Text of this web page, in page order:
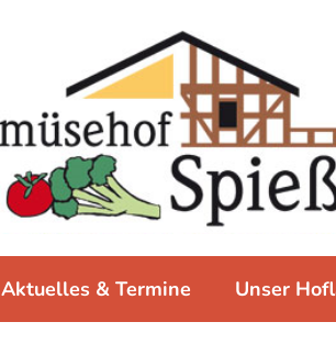
Aktuelles & Termine Unser